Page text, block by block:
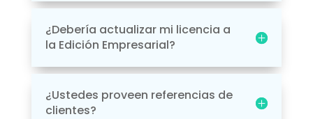
¿Debería actualizar mi licencia a
la Edición Empresarial?
¿Ustedes proveen referencias de
clientes?